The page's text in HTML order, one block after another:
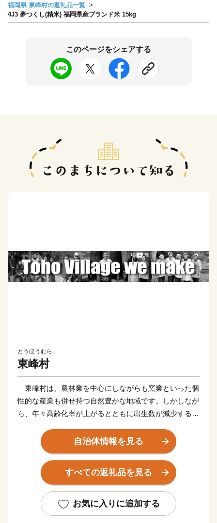
福岡県 東峰村の返礼品一覧
4J3 夢つくし(精米) 福岡県産ブランド米 15kg
このページをシェアする
とうほうむら
東峰村
東峰村は、農林業を中心にしながらも窯業といった個
性的な産業も併せ持つ自然豊かな地域です。しかしなが
ら、年々高齢化率が上がるとともに出生数が減少する少
す。これからも地域の活性化や安心して暮らせる住環境
の整備を推進しながら、豊かな地域づくりになお一層努
めてまいります。
東峰村は、平成２９年７月５日に発生した九州北部豪
われ、自然豊かな山里の環境が一変しました。そのよう
な中、全国より温かいご支援をいただき心より感謝申し
自治体情報を見る
すべての返礼品を見る
お気に入りに追加する